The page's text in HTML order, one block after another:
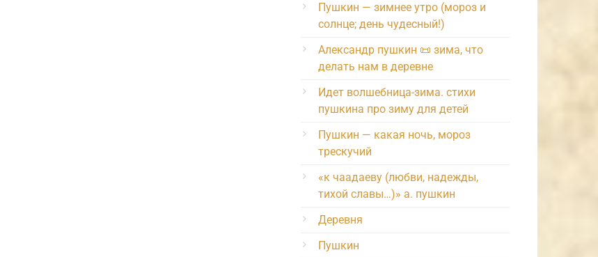
Пушкин — зимнее утро (мороз и
солнце; день чудесный!)
Александр пушкин 📜 зима, что
делать нам в деревне
Идет волшебница-зима. стихи
пушкина про зиму для детей
Пушкин — какая ночь, мороз
трескучий
«к чаадаеву (любви, надежды,
тихой славы…)» а. пушкин
Деревня
Пушкин